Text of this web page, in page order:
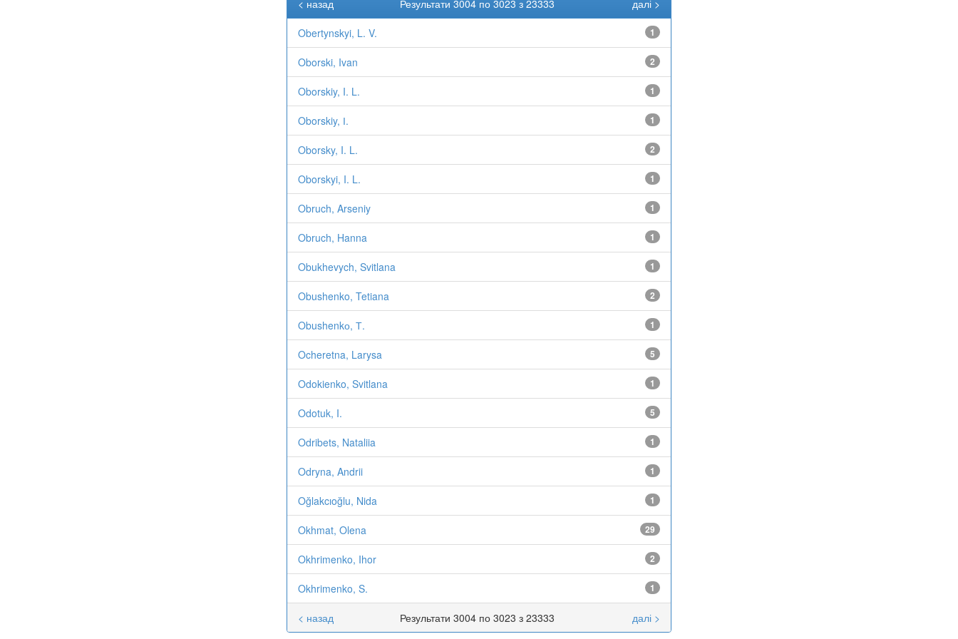
Результати 3004 по 3023 з 23333
< назад далі >
Obertynskyi, L. V. 1
Oborski, Ivan 2
Oborskiy, I. L. 1
Oborskiy, І. 1
Oborsky, I. L. 2
Oborskyi, I. L. 1
Obruch, Arseniy 1
Obruch, Hanna 1
Obukhevych, Svitlana 1
Obushenko, Tetiana 2
Obushenkо, Т. 1
Ocheretna, Larysa 5
Odokienko, Svitlana 1
Odotuk, I. 5
Odribets, Nataliia 1
Odryna, Andrii 1
Oğlakcıoğlu, Nida 1
Okhmat, Olena 29
Okhrimenko, Ihor 2
Okhrimenko, S. 1
Результати 3004 по 3023 з 23333
< назад далі >